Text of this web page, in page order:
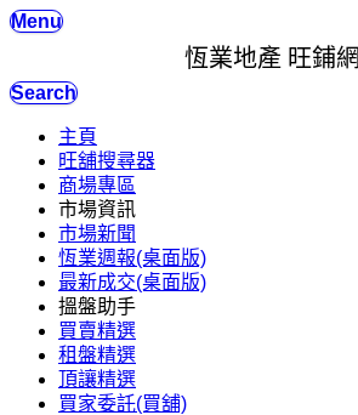
Menu
恆業地產 旺鋪網
Search
主頁
旺舖搜尋器
商場專區
市場資訊
市場新聞
恆業週報(桌面版)
最新成交(桌面版)
搵盤助手
買賣精選
租盤精選
頂讓精選
買家委託(買舖)